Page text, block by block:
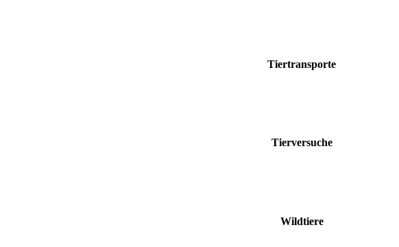
Tiertransporte
Tierversuche
Wildtiere